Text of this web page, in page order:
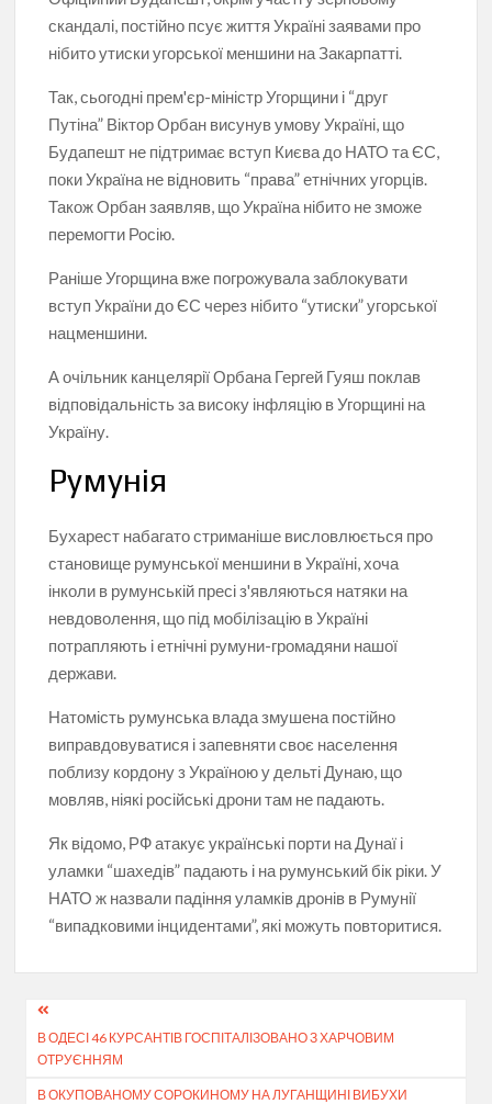
скандалі, постійно псує життя Україні заявами про
нібито утиски угорської меншини на Закарпатті.
Так, сьогодні прем'єр-міністр Угорщини і “друг
Путіна” Віктор Орбан висунув умову Україні, що
Будапешт не підтримає вступ Києва до НАТО та ЄС,
поки Україна не відновить “права” етнічних угорців.
Також Орбан заявляв, що Україна нібито не зможе
перемогти Росію.
Раніше Угорщина вже погрожувала заблокувати
вступ України до ЄС через нібито “утиски” угорської
нацменшини.
А очільник канцелярії Орбана Гергей Гуяш поклав
відповідальність за високу інфляцію в Угорщині на
Україну.
Румунія
Бухарест набагато стриманіше висловлюється про
становище румунської меншини в Україні, хоча
інколи в румунській пресі з'являються натяки на
невдоволення, що під мобілізацію в Україні
потрапляють і етнічні румуни-громадяни нашої
держави.
Натомість румунська влада змушена постійно
виправдовуватися і запевняти своє населення
поблизу кордону з Україною у дельті Дунаю, що
мовляв, ніякі російські дрони там не падають.
Як відомо, РФ атакує українські порти на Дунаї і
уламки “шахедів” падають і на румунський бік ріки. У
НАТО ж назвали падіння уламків дронів в Румунії
“випадковими інцидентами”, які можуть повторитися.
Навігація
записів
В ОДЕСІ 46 КУРСАНТІВ ГОСПІТАЛІЗОВАНО З ХАРЧОВИМ
ОТРУЄННЯМ
В ОКУПОВАНОМУ СОРОКИНОМУ НА ЛУГАНЩИНІ ВИБУХИ